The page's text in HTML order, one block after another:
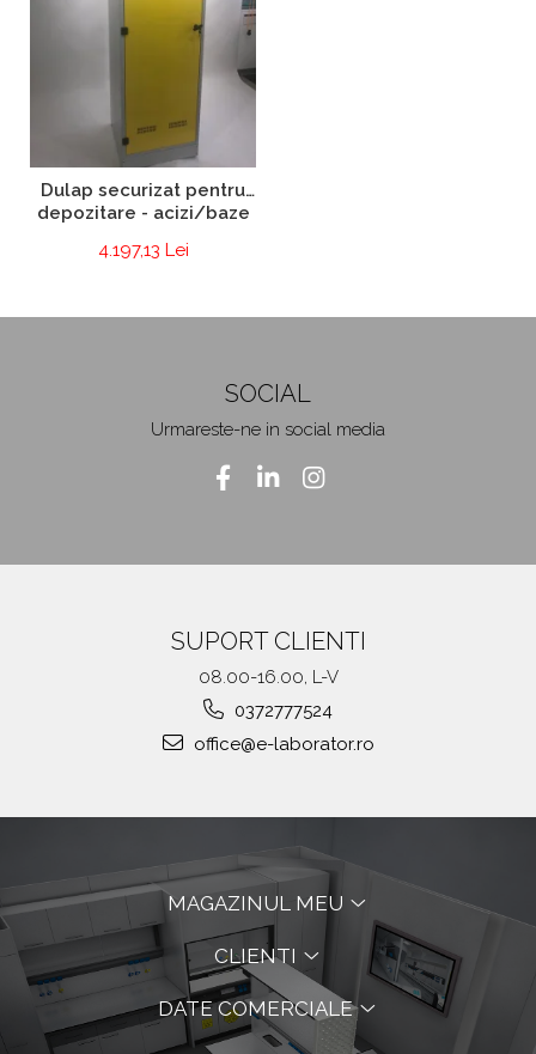
Dulap securizat pentru
depozitare - acizi/baze
4.197,13 Lei
SOCIAL
Urmareste-ne in social media
SUPORT CLIENTI
08.00-16.00, L-V
0372777524
office@e-laborator.ro
MAGAZINUL MEU
CLIENTI
DATE COMERCIALE